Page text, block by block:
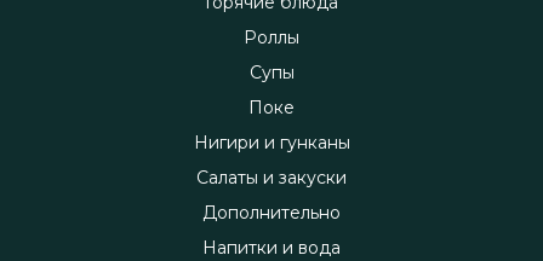
Роллы
Супы
Поке
Нигири и гунканы
Салаты и закуски
Дополнительно
Напитки и вода